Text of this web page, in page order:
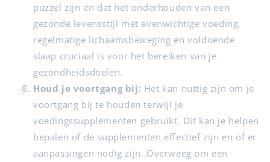
puzzel zijn en dat het onderhouden van een
gezonde levensstijl met evenwichtige voeding,
regelmatige lichaamsbeweging en voldoende
slaap cruciaal is voor het bereiken van je
gezondheidsdoelen.
Houd je voortgang bij: Het kan nuttig zijn om je
voortgang bij te houden terwijl je
voedingssupplementen gebruikt. Dit kan je helpen
bepalen of de supplementen effectief zijn en of er
aanpassingen nodig zijn. Overweeg om een